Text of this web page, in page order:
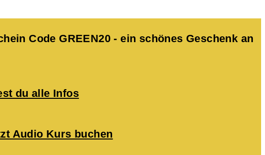
Code GREEN20 - ein schönes Geschenk an
du alle Infos
Audio Kurs buchen